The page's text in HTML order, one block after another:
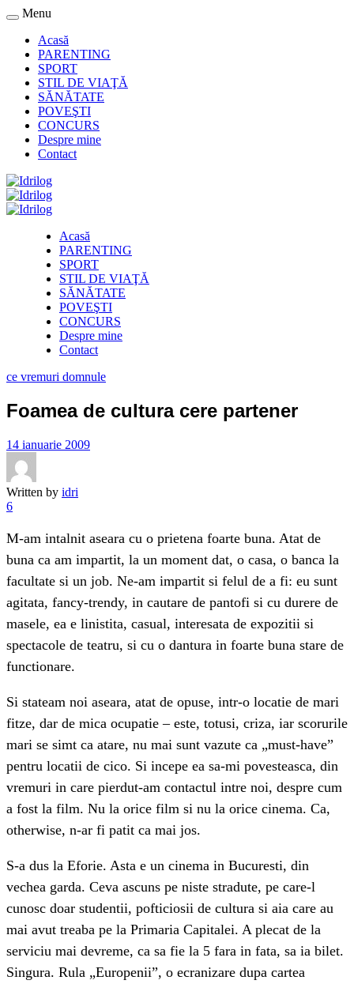
Menu
Acasă
PARENTING
SPORT
STIL DE VIAŢĂ
SĂNĂTATE
POVEŞTI
CONCURS
Despre mine
Contact
Acasă
PARENTING
SPORT
STIL DE VIAŢĂ
SĂNĂTATE
POVEŞTI
CONCURS
Despre mine
Contact
ce vremuri domnule
Foamea de cultura cere partener
14 ianuarie 2009
Written by idri
6
M-am intalnit aseara cu o prietena foarte buna. Atat de
buna ca am impartit, la un moment dat, o casa, o banca la
facultate si un job. Ne-am impartit si felul de a fi: eu sunt
agitata, fancy-trendy, in cautare de pantofi si cu durere de
masele, ea e linistita, casual, interesata de expozitii si
spectacole de teatru, si cu o dantura in foarte buna stare de
functionare.
Si stateam noi aseara, atat de opuse, intr-o locatie de mari
fitze, dar de mica ocupatie – este, totusi, criza, iar scorurile
mari se simt ca atare, nu mai sunt vazute ca „must-have”
pentru locatii de cico. Si incepe ea sa-mi povesteasca, din
vremuri in care pierdut-am contactul intre noi, despre cum
a fost la film. Nu la orice film si nu la orice cinema. Ca,
otherwise, n-ar fi patit ca mai jos.
S-a dus la Eforie. Asta e un cinema in Bucuresti, din
vechea garda. Ceva ascuns pe niste stradute, pe care-l
cunosc doar studentii, pofticiosii de cultura si aia care au
mai avut treaba pe la Primaria Capitalei. A plecat de la
serviciu mai devreme, ca sa fie la 5 fara in fata, sa ia bilet.
Singura. Rula „Europenii”, o ecranizare dupa cartea